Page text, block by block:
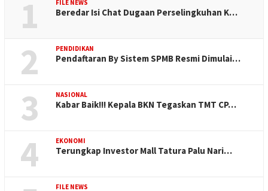
1 FILE NEWS
Beredar Isi Chat Dugaan Perselingkuhan K…
2 PENDIDIKAN
Pendaftaran By Sistem SPMB Resmi Dimulai…
3 NASIONAL
Kabar Baik!!! Kepala BKN Tegaskan TMT CP…
4 EKONOMI
Terungkap Investor Mall Tatura Palu Nari…
FILE NEWS